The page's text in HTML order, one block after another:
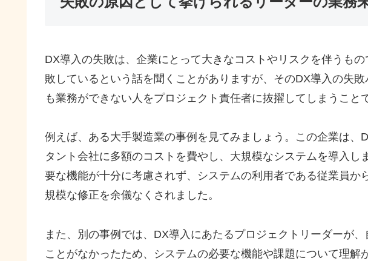
DX導入の失敗は、企業にとって大きなコストやリスクを伴うも
敗しているという話を聞くことがありますが、そのDX導入の失
も業務ができない人をプロジェクト責任者に抜擢してしまうこと
例えば、ある大手製造業の事例を見てみましょう。この企業は、
タント会社に多額のコストを費やし、大規模なシステムを導入し
要な機能が十分に考慮されず、システムの利用者である従業員か
規模な修正を余儀なくされました。
また、別の事例では、DX導入にあたるプロジェクトリーダーが
ことがなかったため、システムの必要な機能や課題について理解